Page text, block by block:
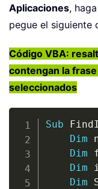
Aplicaciones,
pegue el siguiente
Código VBA:
contengan la
seleccionados
Sub
Dim
Dim
Dim
Dim